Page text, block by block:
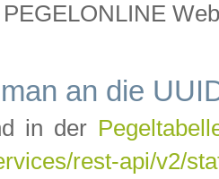
an die
in der
rest-api/v2/